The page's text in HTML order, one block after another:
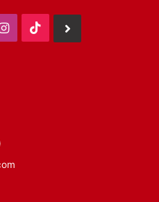
Instagram
TikTok